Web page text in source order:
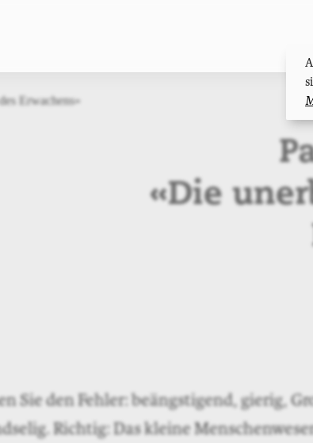
«Die
Sie den Fehler: beängstigend, gierig,
Richtig: Das kleine